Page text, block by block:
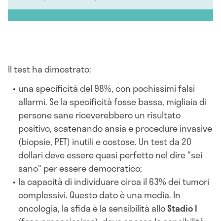
Il test ha dimostrato:
una specificità del 98%, con pochissimi falsi
allarmi. Se la specificità fosse bassa, migliaia di
persone sane riceverebbero un risultato
positivo, scatenando ansia e procedure invasive
(biopsie, PET) inutili e costose. Un test da 20
dollari deve essere quasi perfetto nel dire "sei
sano" per essere democratico;
la capacità di individuare circa il 63% dei tumori
complessivi. Questo dato è una media. In
oncologia, la sfida è la sensibilità alloStadio I